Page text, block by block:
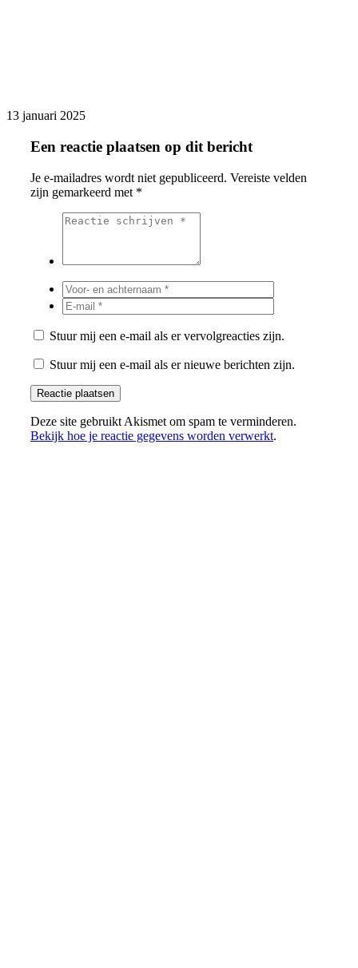
13 januari 2025
Een reactie plaatsen op dit bericht
Je e-mailadres wordt niet gepubliceerd. Vereiste velden
zijn gemarkeerd met *
Stuur mij een e-mail als er vervolgreacties zijn.
Stuur mij een e-mail als er nieuwe berichten zijn.
Deze site gebruikt Akismet om spam te verminderen.
Bekijk hoe je reactie gegevens worden verwerkt.